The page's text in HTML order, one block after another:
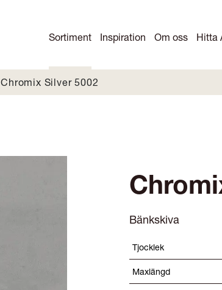
Sortiment Inspiration Om oss Hitta
Chromix Silver 5002
Bänkskiva
Tjocklek
Maxlängd